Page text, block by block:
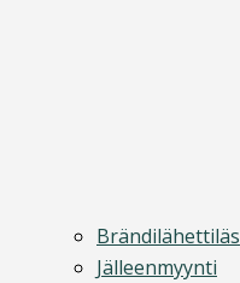
Brändilähettiläs
Jälleenmyynti